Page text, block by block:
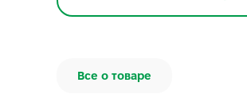
Все о товаре